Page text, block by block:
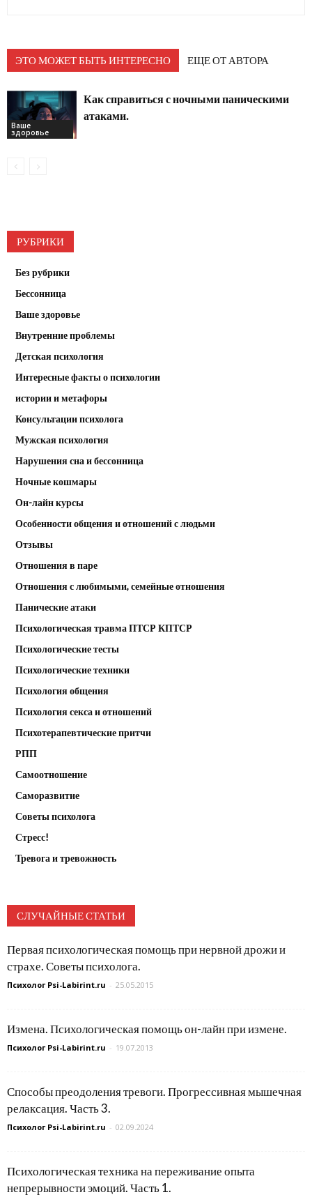
ЭТО МОЖЕТ БЫТЬ ИНТЕРЕСНО ЕЩЕ ОТ АВТОРА
Ваше
здоровье
Как справиться с ночными паническими
атаками.
РУБРИКИ
Без рубрики
Бессонница
Ваше здоровье
Внутренние проблемы
Детская психология
Интересные факты о психологии
истории и метафоры
Консультации психолога
Мужская психология
Нарушения сна и бессонница
Ночные кошмары
Он-лайн курсы
Особенности общения и отношений с людьми
Отзывы
Отношения в паре
Отношения с любимыми, семейные отношения
Панические атаки
Психологическая травма ПТСР КПТСР
Психологические тесты
Психологические техники
Психология общения
Психология секса и отношений
Психотерапевтические притчи
РПП
Самоотношение
Саморазвитие
Советы психолога
Стресс!
Тревога и тревожность
СЛУЧАЙНЫЕ СТАТЬИ
Первая психологическая помощь при нервной дрожи и
страхе. Советы психолога.
Психолог Psi-Labirint.ru - 25.05.2015
Измена. Психологическая помощь он-лайн при измене.
Психолог Psi-Labirint.ru - 19.07.2013
Способы преодоления тревоги. Прогрессивная мышечная
релаксация. Часть 3.
Психолог Psi-Labirint.ru - 02.09.2024
Психологическая техника на переживание опыта
непрерывности эмоций. Часть 1.